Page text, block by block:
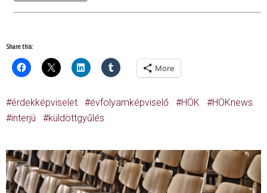
Share this:
More
érdekképviselet évfolyamképviselő HÖK
HÖKnews
interjú
küldöttgyűlés